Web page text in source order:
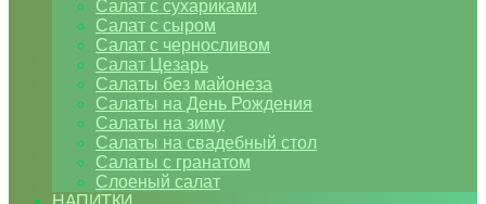
Салат с сухариками
Салат с сыром
Салат с черносливом
Салат Цезарь
Салаты без майонеза
Салаты на День Рождения
Салаты на зиму
Салаты на свадебный стол
Салаты с гранатом
Слоеный салат